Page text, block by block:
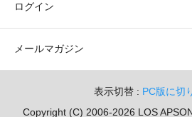
ログイン
メールマガジン
表示切替 : PC版に切
Copyright (C) 2006-2026 LOS